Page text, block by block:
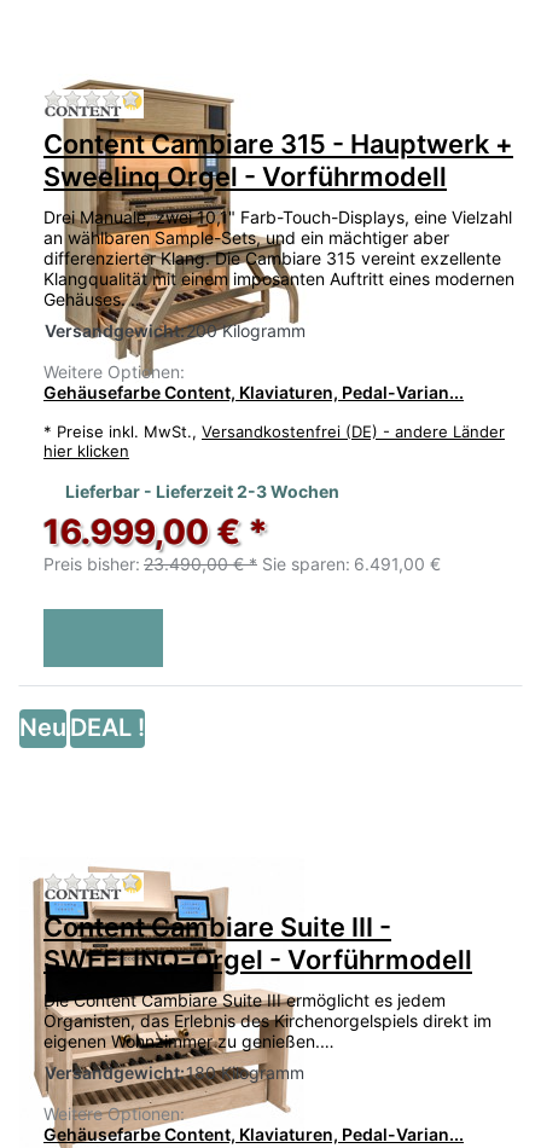
Zu diesem Produkt liegen noch keine
Content Cambiare 315 - Hauptwerk +
Sweelinq Orgel - Vorführmodell
Drei Manuale, zwei 10,1" Farb-Touch-Displays, eine Vielzahl
an wählbaren Sample-Sets, und ein mächtiger aber
differenzierter Klang. Die Cambiare 315 vereint exzellente
Klangqualität mit einem imposanten Auftritt eines modernen
Gehäuses. …
Versandgewicht:200 Kilogramm
Weitere Optionen:
Gehäusefarbe Content, Klaviaturen, Pedal-Varian...
* Preise inkl. MwSt., Versandkostenfrei (DE) - andere Länder
hier klicken
Lieferbar - Lieferzeit 2-3 Wochen
16.999,00 € *
Preis bisher: 23.490,00 € * Sie sparen: 6.491,00 €
Neu DEAL !
Zu diesem Produkt liegen noch keine
Content Cambiare Suite III -
SWEELINQ-Orgel - Vorführmodell
Die Content Cambiare Suite III ermöglicht es jedem
Organisten, das Erlebnis des Kirchenorgelspiels direkt im
eigenen Wohnzimmer zu genießen.…
Versandgewicht:180 Kilogramm
Weitere Optionen:
Gehäusefarbe Content, Klaviaturen, Pedal-Varian...